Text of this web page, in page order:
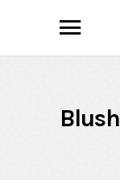
Blush